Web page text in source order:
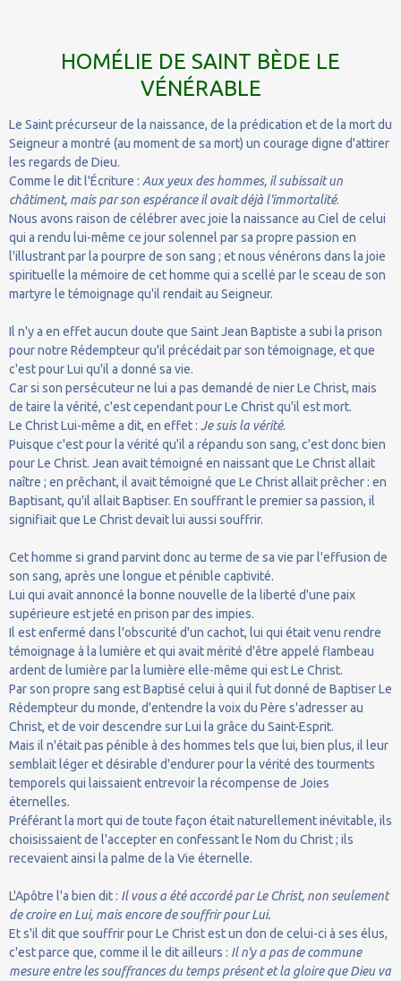
HOMÉLIE DE SAINT BÈDE LE
VÉNÉRABLE
Le Saint précurseur de la naissance, de la prédication et de la mort du
Seigneur a montré (au moment de sa mort) un courage digne d'attirer
les regards de Dieu.
Comme le dit l'Écriture : Aux yeux des hommes, il subissait un
châtiment, mais par son espérance il avait déjà l'immortalité.
Nous avons raison de célébrer avec joie la naissance au Ciel de celui
qui a rendu lui-même ce jour solennel par sa propre passion en
l'illustrant par la pourpre de son sang ; et nous vénérons dans la joie
spirituelle la mémoire de cet homme qui a scellé par le sceau de son
martyre le témoignage qu'il rendait au Seigneur.
Il n'y a en effet aucun doute que Saint Jean Baptiste a subi la prison
pour notre Rédempteur qu'il précédait par son témoignage, et que
c'est pour Lui qu'il a donné sa vie.
Car si son persécuteur ne lui a pas demandé de nier Le Christ, mais
de taire la vérité, c'est cependant pour Le Christ qu'il est mort.
Le Christ Lui-même a dit, en effet : Je suis la vérité.
Puisque c'est pour la vérité qu'il a répandu son sang, c'est donc bien
pour Le Christ. Jean avait témoigné en naissant que Le Christ allait
naître ; en prêchant, il avait témoigné que Le Christ allait prêcher : en
Baptisant, qu'il allait Baptiser. En souffrant le premier sa passion, il
signifiait que Le Christ devait lui aussi souffrir.
Cet homme si grand parvint donc au terme de sa vie par l'effusion de
son sang, après une longue et pénible captivité.
Lui qui avait annoncé la bonne nouvelle de la liberté d'une paix
supérieure est jeté en prison par des impies.
Il est enfermé dans l'obscurité d'un cachot, lui qui était venu rendre
témoignage à la lumière et qui avait mérité d'être appelé flambeau
ardent de lumière par la lumière elle-même qui est Le Christ.
Par son propre sang est Baptisé celui à qui il fut donné de Baptiser Le
Rédempteur du monde, d'entendre la voix du Père s'adresser au
Christ, et de voir descendre sur Lui la grâce du Saint-Esprit.
Mais il n'était pas pénible à des hommes tels que lui, bien plus, il leur
semblait léger et désirable d'endurer pour la vérité des tourments
temporels qui laissaient entrevoir la récompense de Joies
éternelles.
Préférant la mort qui de toute façon était naturellement inévitable, ils
choisissaient de l'accepter en confessant le Nom du Christ ; ils
recevaient ainsi la palme de la Vie éternelle.
L'Apôtre l'a bien dit : Il vous a été accordé par Le Christ, non seulement
de croire en Lui, mais encore de souffrir pour Lui.
Et s'il dit que souffrir pour Le Christ est un don de celui-ci à ses élus,
c'est parce que, comme il le dit ailleurs : Il n'y a pas de commune
mesure entre les souffrances du temps présent et la gloire que Dieu va